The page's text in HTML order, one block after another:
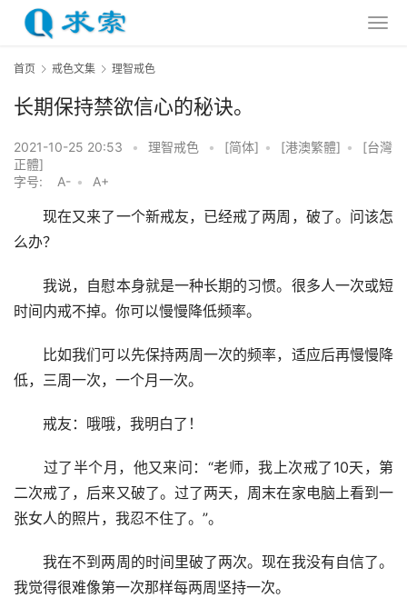
首页 戒色文集 理智戒色
长期保持禁欲信心的秘诀。
2021-10-25 20:53 • 理智戒色 • [简体] • [港澳繁體] •
[台灣
正體]
字号:
A- • A+
现在又来了一个新戒友，已经戒了两周，破了。问该怎
么办？
我说，自慰本身就是一种长期的习惯。很多人一次或短
时间内戒不掉。你可以慢慢降低频率。
比如我们可以先保持两周一次的频率，适应后再慢慢降
低，三周一次，一个月一次。
戒友：哦哦，我明白了！
过了半个月，他又来问：“老师，我上次戒了10天，第
二次戒了，后来又破了。过了两天，周末在家电脑上看到一
张女人的照片，我忍不住了。”。
我在不到两周的时间里破了两次。现在我没有自信了。
我觉得很难像第一次那样每两周坚持一次。